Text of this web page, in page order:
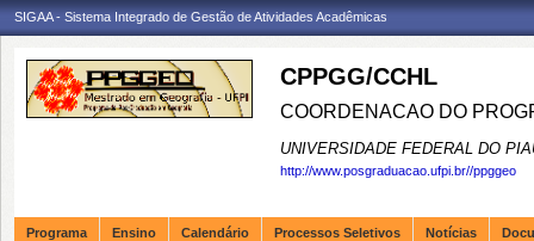
SIGAA - Sistema Integrado de Gestão de Atividades Acadêmicas
CPPGG/CCHL
COORDENACAO DO
UNIVERSIDADE FEDERAL DO
http://www.posgraduacao.ufpi.br//ppggeo
Programa Ensino Calendário Processos Seletivos Notícias